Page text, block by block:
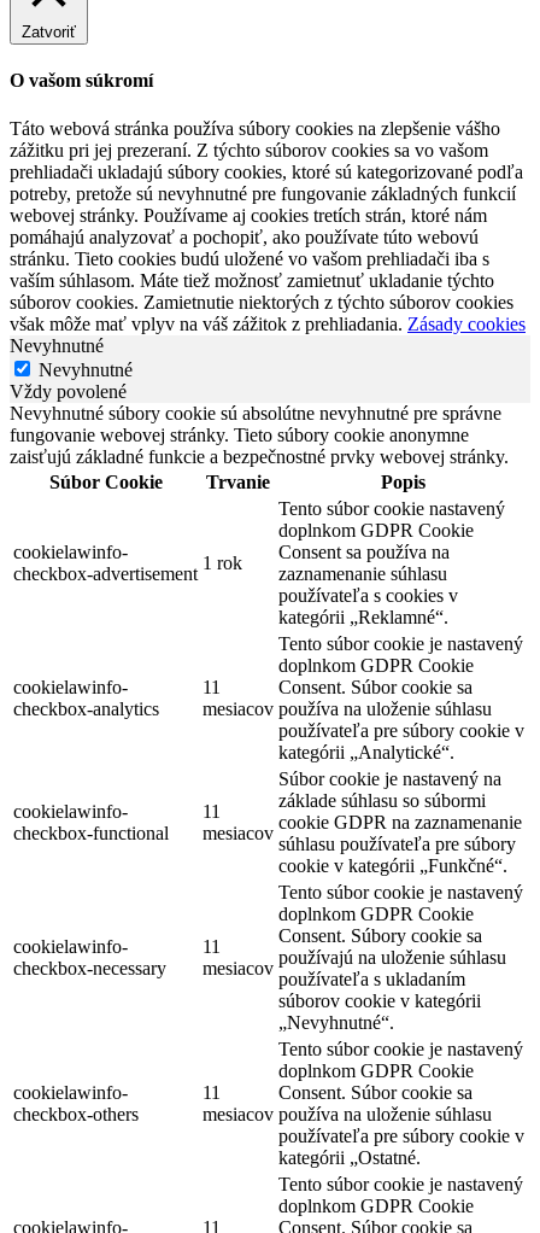
Zatvoriť
O vašom súkromí
Táto webová stránka používa súbory cookies na zlepšenie vášho
zážitku pri jej prezeraní. Z týchto súborov cookies sa vo vašom
prehliadači ukladajú súbory cookies, ktoré sú kategorizované podľa
potreby, pretože sú nevyhnutné pre fungovanie základných funkcií
webovej stránky. Používame aj cookies tretích strán, ktoré nám
pomáhajú analyzovať a pochopiť, ako používate túto webovú
stránku. Tieto cookies budú uložené vo vašom prehliadači iba s
vaším súhlasom. Máte tiež možnosť zamietnuť ukladanie týchto
súborov cookies. Zamietnutie niektorých z týchto súborov cookies
však môže mať vplyv na váš zážitok z prehliadania. Zásady cookies
Nevyhnutné
Nevyhnutné
Vždy povolené
Nevyhnutné súbory cookie sú absolútne nevyhnutné pre správne
fungovanie webovej stránky. Tieto súbory cookie anonymne
zaisťujú základné funkcie a bezpečnostné prvky webovej stránky.
Súbor Cookie
Trvanie Popis
cookielawinfo-
checkbox-advertisement
1 rok
Tento súbor cookie nastavený
doplnkom GDPR Cookie
Consent sa používa na
zaznamenanie súhlasu
používateľa s cookies v
kategórii „Reklamné“.
cookielawinfo-
checkbox-analytics
11
mesiacov
Tento súbor cookie je nastavený
doplnkom GDPR Cookie
Consent. Súbor cookie sa
používa na uloženie súhlasu
používateľa pre súbory cookie v
kategórii „Analytické“.
cookielawinfo-
checkbox-functional
11
mesiacov
Súbor cookie je nastavený na
základe súhlasu so súbormi
cookie GDPR na zaznamenanie
súhlasu používateľa pre súbory
cookie v kategórii „Funkčné“.
cookielawinfo-
checkbox-necessary
11
mesiacov
Tento súbor cookie je nastavený
doplnkom GDPR Cookie
Consent. Súbory cookie sa
používajú na uloženie súhlasu
používateľa s ukladaním
súborov cookie v kategórii
„Nevyhnutné“.
cookielawinfo-
checkbox-others
11
mesiacov
Tento súbor cookie je nastavený
doplnkom GDPR Cookie
Consent. Súbor cookie sa
používa na uloženie súhlasu
používateľa pre súbory cookie v
kategórii „Ostatné.
cookielawinfo- 11
Tento súbor cookie je nastavený
doplnkom GDPR Cookie
Consent. Súbor cookie sa